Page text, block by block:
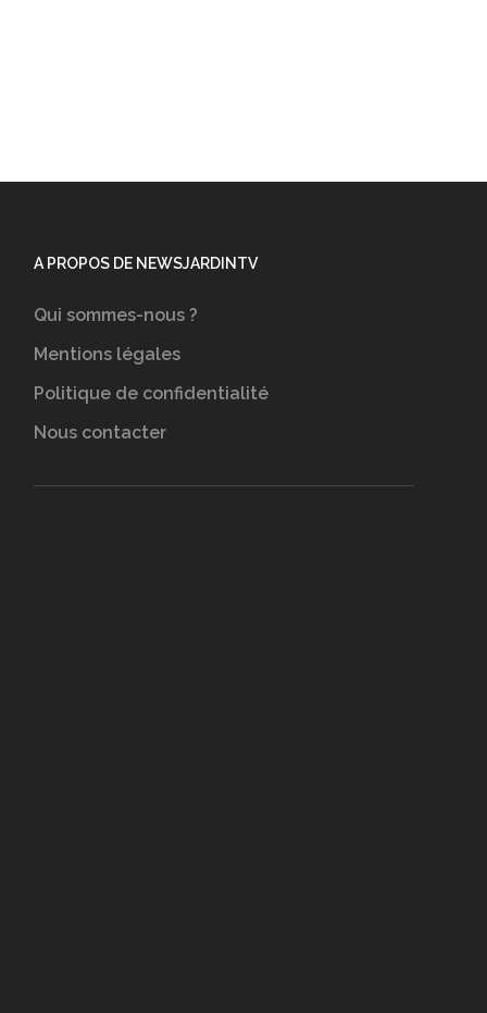
A PROPOS DE NEWSJARDINTV
Qui sommes-nous ?
Mentions légales
Politique de confidentialité
Nous contacter